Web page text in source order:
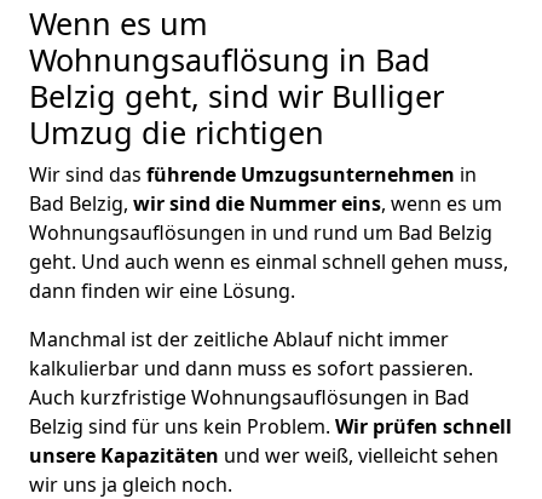
Wenn es um
Wohnungsauflösung in Bad
Belzig geht, sind wir Bulliger
Umzug die richtigen
Wir sind das führende Umzugsunternehmen in
Bad Belzig, wir sind die Nummer eins, wenn es um
Wohnungsauflösungen in und rund um Bad Belzig
geht. Und auch wenn es einmal schnell gehen muss,
dann finden wir eine Lösung.
Manchmal ist der zeitliche Ablauf nicht immer
kalkulierbar und dann muss es sofort passieren.
Auch kurzfristige Wohnungsauflösungen in Bad
Belzig sind für uns kein Problem. Wir prüfen schnell
unsere Kapazitäten und wer weiß, vielleicht sehen
wir uns ja gleich noch.